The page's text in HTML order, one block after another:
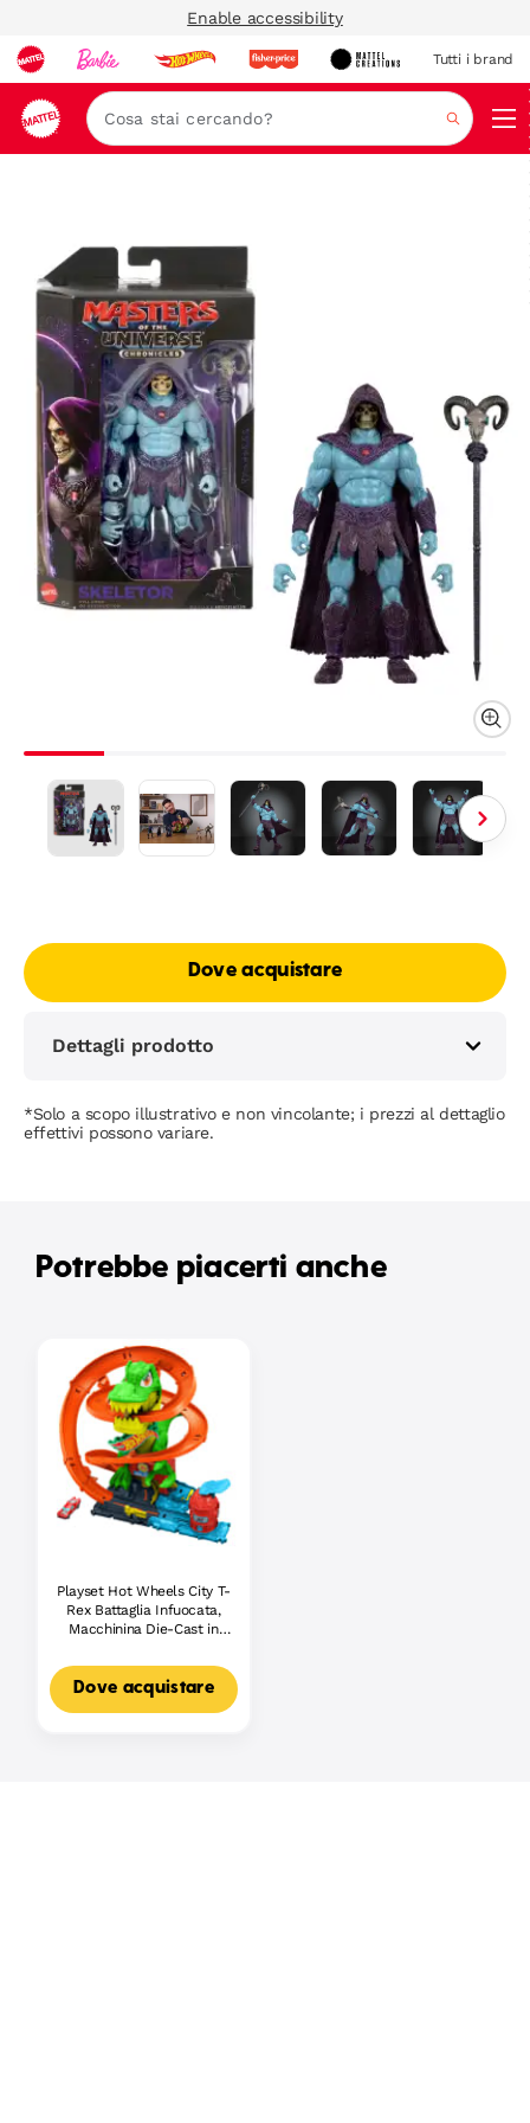
Enable accessibility
Tutti i brand
Cerca
Dove acquistare
Dettagli prodotto
*Solo a scopo illustrativo e non vincolante; i prezzi al dettaglio
effettivi possono variare.
Potrebbe piacerti anche
Playset Hot Wheels City T-
Rex Battaglia Infuocata,
Macchinina Die-Cast in
Nemico
Dove acquistare